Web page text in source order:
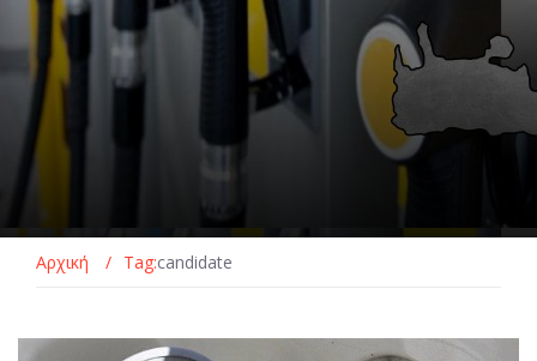
Αρχική / Tag:candidate